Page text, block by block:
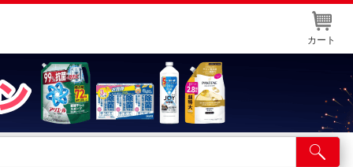
カート
舗サービス